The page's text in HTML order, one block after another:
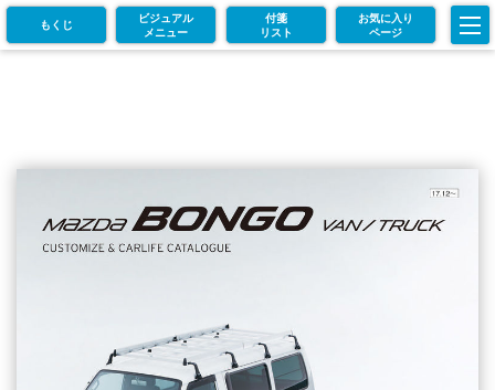
もくじ
ビジュアル
メニュー
付箋
リスト
お気に入り
ページ